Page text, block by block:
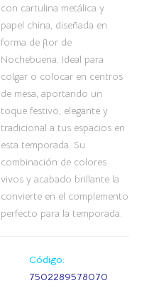
con cartulina metálica y
papel china, diseñada en
forma de flor de
Nochebuena. Ideal para
colgar o colocar en centros
de mesa, aportando un
toque festivo, elegante y
tradicional a tus espacios en
esta temporada. Su
combinación de colores
vivos y acabado brillante la
convierte en el complemento
perfecto para la temporada.
Código:
7502289578070